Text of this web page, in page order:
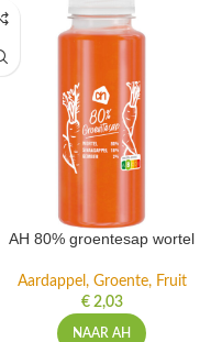
AH 80% groentesap wortel
Aardappel, Groente, Fruit
€2,03
NAAR AH